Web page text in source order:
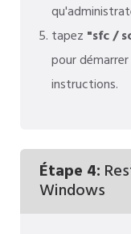
tapez "sfc /
pour
instructions.
Étape 4:
Windows